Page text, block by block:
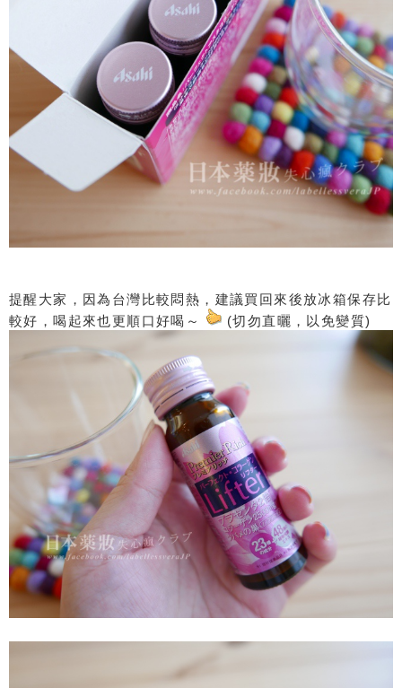
提醒大家，因為台灣比較悶熱，建議買回來後放冰箱保存比
較好，喝起來也更順口好喝～
(切勿直曬，以免變質)